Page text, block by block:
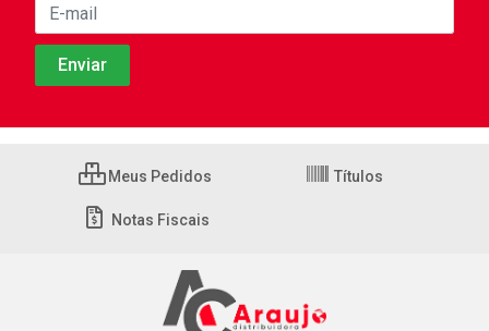
Meus Pedidos Títulos
Notas Fiscais